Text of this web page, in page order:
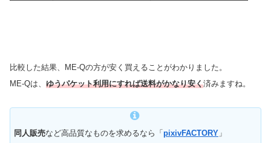
比較した結果、ME-Qの方が安く買えることがわかりました。
ME-Qは、 ゆうパケット利用にすれば送料がかなり安く済みますね。
同人販売など高品質なものを求めるなら「 pixivFACTORY 」